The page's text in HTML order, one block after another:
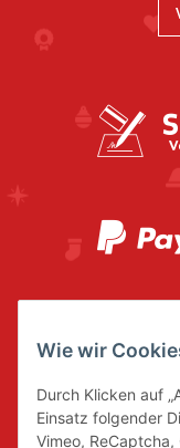
Wie wir
Durch Klicken auf
Einsatz folgender
Vimeo,